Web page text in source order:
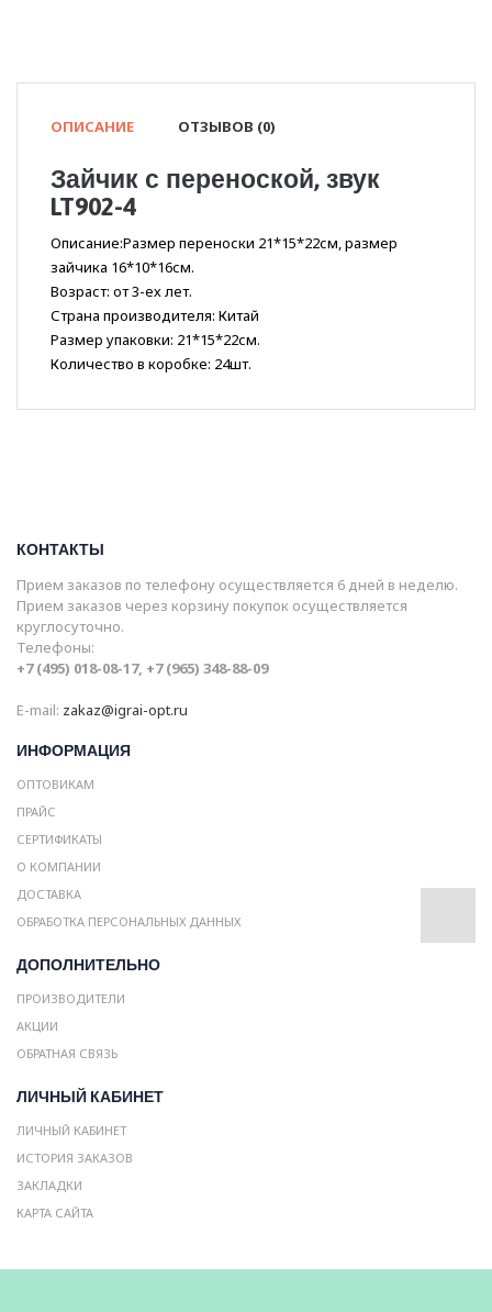
ОПИСАНИЕ ОТЗЫВОВ (0)
Зайчик с переноской, звук
LT902-4
Описание:Размер переноски 21*15*22см, размер
зайчика 16*10*16см.
Возраст: от 3-ех лет.
Страна производителя: Китай
Размер упаковки: 21*15*22см.
Количество в коробке: 24шт.
КОНТАКТЫ
Прием заказов по телефону осуществляется 6 дней в неделю.
Прием заказов через корзину покупок осуществляется
круглосуточно.
Телефоны:
+7 (495) 018-08-17, +7 (965) 348-88-09
E-mail: zakaz@igrai-opt.ru
ИНФОРМАЦИЯ
ОПТОВИКАМ
ПРАЙС
СЕРТИФИКАТЫ
О КОМПАНИИ
ДОСТАВКА
ОБРАБОТКА ПЕРСОНАЛЬНЫХ ДАННЫХ
ДОПОЛНИТЕЛЬНО
ПРОИЗВОДИТЕЛИ
АКЦИИ
ОБРАТНАЯ СВЯЗЬ
ЛИЧНЫЙ КАБИНЕТ
ЛИЧНЫЙ КАБИНЕТ
ИСТОРИЯ ЗАКАЗОВ
ЗАКЛАДКИ
КАРТА САЙТА